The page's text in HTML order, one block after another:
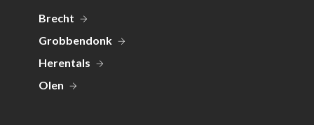
Brecht
Grobbendonk
Herentals
Olen